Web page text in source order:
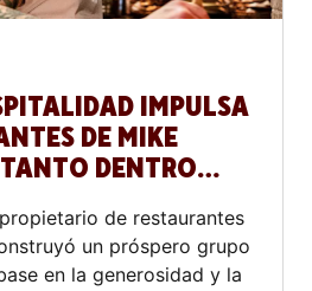
IMPULSA
DE MIKE
DENTRO
de restaurantes
un próspero grupo
en la generosidad y la